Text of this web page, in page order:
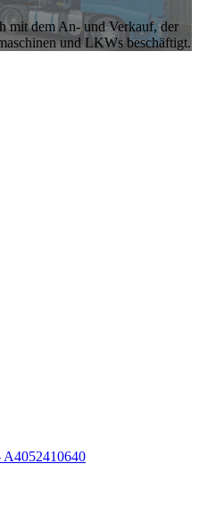
mit dem An- und Verkauf, der
und LKWs beschäftigt.
A4052410640